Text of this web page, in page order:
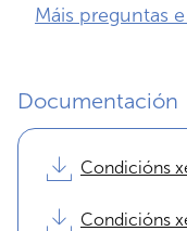
Máis preguntas
Documentación
Condicións
Condicións